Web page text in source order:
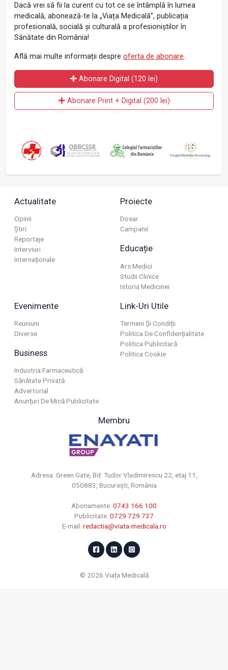
Dacă vrei să fii la curent cu tot ce se întâmplă în lumea
medicală, abonează-te la „Viața Medicală”, publicația
profesională, socială și culturală a profesioniștilor în
Sănătate din România!
Află mai multe informații despre oferta de abonare.
Abonare Digital (120 lei)
Abonare Print + Digital (200 lei)
Actualitate
Opinii
Știri
Reportaje
Interviuri
Internaționale
Proiecte
Dosar
Campanii
Educație
Ars Medici
Studii Clinice
Istoria Medicinei
Evenimente
Reuniuni
Diverse
Business
Industria Farmaceutică
Sănătate Privată
Advertorial
Anunțuri De Mică Publicitate
Link-Uri Utile
Termeni Și Condiții
Politica De Confidențialitate
Politica Publicitară
Politica Cookie
Membru
Adresa: Green Gate, Bd. Tudor Vladimirescu 22, etaj 11,
050883, Bucureşti, România
Abonamente: 0743 166 100
Publicitate: 0729 729 737
E-mail: redactia@viata-medicala.ro
© 2026 Viața Medicală